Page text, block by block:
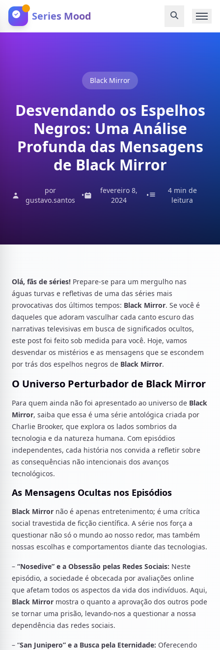
Series Mood
Black Mirror
Desvendando os Espelhos
Negros: Uma Análise
Profunda das Mensagens
de Black Mirror
por
gustavo.santos
•
fevereiro 8,
2024
•
4 min de
leitura
Olá, fãs de séries! Prepare-se para um mergulho nas
águas turvas e refletivas de uma das séries mais
provocativas dos últimos tempos: Black Mirror. Se você é
daqueles que adoram vasculhar cada canto escuro das
narrativas televisivas em busca de significados ocultos,
este post foi feito sob medida para você. Hoje, vamos
desvendar os mistérios e as mensagens que se escondem
por trás dos espelhos negros de Black Mirror.
O Universo Perturbador de Black Mirror
Para quem ainda não foi apresentado ao universo de Black
Mirror, saiba que essa é uma série antológica criada por
Charlie Brooker, que explora os lados sombrios da
tecnologia e da natureza humana. Com episódios
independentes, cada história nos convida a refletir sobre
as consequências não intencionais dos avanços
tecnológicos.
As Mensagens Ocultas nos Episódios
Black Mirror não é apenas entretenimento; é uma crítica
social travestida de ficção científica. A série nos força a
questionar não só o mundo ao nosso redor, mas também
nossas escolhas e comportamentos diante das tecnologias.
– “Nosedive” e a Obsessão pelas Redes Sociais: Neste
episódio, a sociedade é obcecada por avaliações online
que afetam todos os aspectos da vida dos indivíduos. Aqui,
Black Mirror mostra o quanto a aprovação dos outros pode
se tornar uma prisão, levando-nos a questionar a nossa
dependência das redes sociais.
– “San Junipero” e a Busca pela Eternidade: Oferecendo